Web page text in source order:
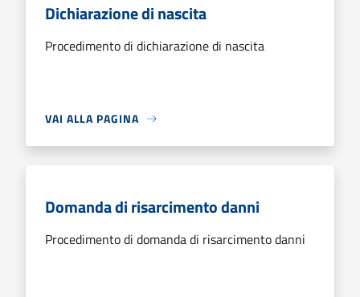
Dichiarazione di nascita
Procedimento di dichiarazione di nascita
VAI ALLA PAGINA
Domanda di risarcimento danni
Procedimento di domanda di risarcimento danni